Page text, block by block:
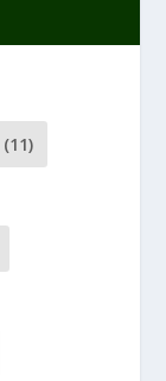
(11)